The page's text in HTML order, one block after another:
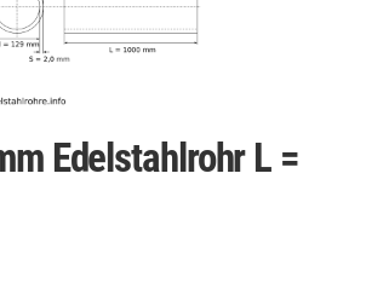
Edelstahlrohr L =